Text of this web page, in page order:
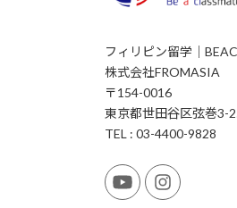
フィリピン留学｜
株式会社FROMASIA
〒154-0016
東京都世田谷区弦巻3-
TEL : 03-4400-9828